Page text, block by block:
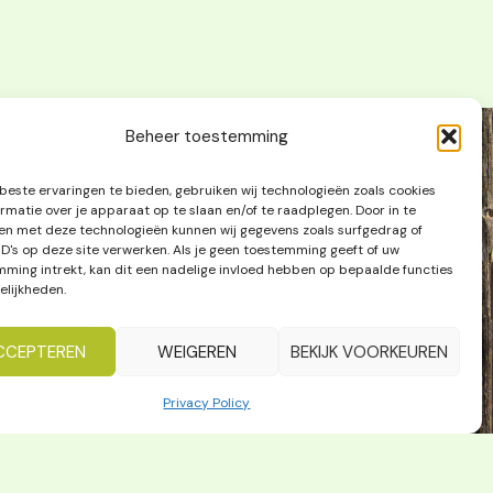
Beheer toestemming
ervaringen te bieden, gebruiken wij technologieën zoals cookies
over je apparaat op te slaan en/of te raadplegen. Door in te
met deze technologieën kunnen wij gegevens zoals surfgedrag of
op deze site verwerken. Als je geen toestemming geeft of uw
intrekt, kan dit een nadelige invloed hebben op bepaalde functies
WEIGEREN BEKIJK VOORKEUREN
Privacy Policy
013/29 86 51
info@degroene-
goesting.be
F
c
e
o
s
t
r
n
k
e
d
i